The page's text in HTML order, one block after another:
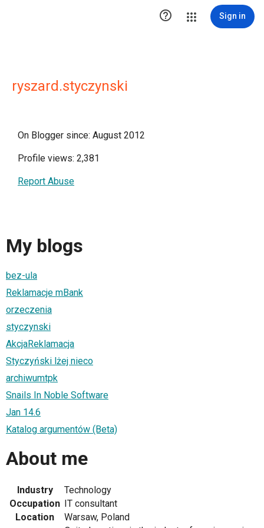
 Sign in
ryszard.styczynski
On Blogger since: August 2012
Profile views: 2,381
Report Abuse
My blogs
bez-ula
Reklamacje mBank
orzeczenia
styczynski
AkcjaReklamacja
Styczyński lżej nieco
archiwumtpk
Snails In Noble Software
Jan 14.6
Katalog argumentów (Beta)
About me
Industry
Technology
Occupation IT consultant
Location
Warsaw, Poland